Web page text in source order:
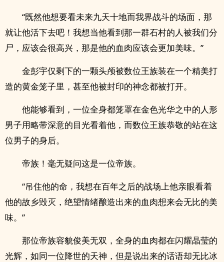
“既然他想要看未来九天十地而我界战斗的场面，那
就让他活下去吧！我想当他看到那一群石村的人被我们分
尸，应该会很高兴，那是他的血肉应该会更加美味。”
金彭宇仅剩下的一颗头颅被数位王族装在一个精美打
造的黄金笼子里，甚至他被封印的神念都被打开。
他能够看到，一位全身都笼罩在金色光华之中的人形
男子用略带深意的目光看着他，而数位王族恭敬的站在这
位男子的身后。
帝族！毫无疑问这是一位帝族。
“吊住他的命，我想在百年之后的战场上他亲眼看着
他的故乡毁灭，绝望情绪酿造出来的血肉想来会无比的美
味。”
那位帝族容貌俊美无双，全身的血肉都在闪耀晶莹的
光辉，如同一位降世的天神，但是说出来的话语却无比冰